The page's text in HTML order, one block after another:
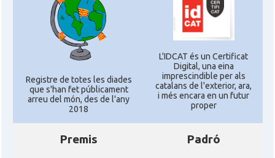
Registre de totes les diades
que s'han fet públicament
arreu del món, des de l'any
2018
L'IDCAT és un Certificat
Digital, una eina
imprescindible per als
catalans de l'exterior, ara,
i més encara en un futur
proper
Premis Padró